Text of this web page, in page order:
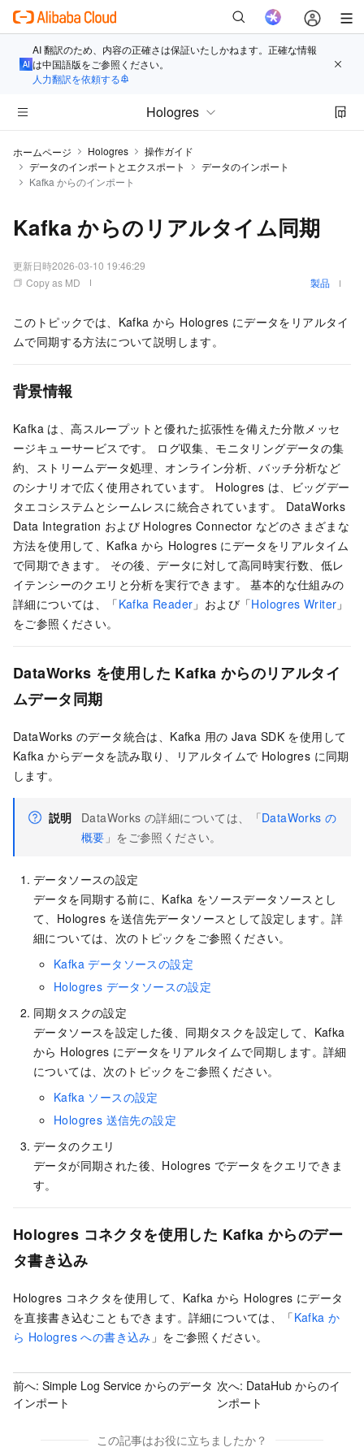
AI 翻訳のため、内容の正確さは保証いたしかねます。正確な情報
は中国語版をご参照ください。
人力翻訳を依頼する
Hologres
ホームページ Hologres
操作ガイド
データのインポートとエクスポート
データのインポート
Kafka からのインポート
Kafka からのリアルタイム同期
更新日時2026-03-10 19:46:29
Copy as MD
製品
このトピックでは、Kafka から Hologres にデータをリアルタイ
ムで同期する方法について説明します。
背景情報
Kafka は、高スループットと優れた拡張性を備えた分散メッセ
ージキューサービスです。 ログ収集、モニタリングデータの集
約、ストリームデータ処理、オンライン分析、バッチ分析など
のシナリオで広く使用されています。 Hologres は、ビッグデー
タエコシステムとシームレスに統合されています。 DataWorks
Data Integration および Hologres Connector などのさまざまな
方法を使用して、Kafka から Hologres にデータをリアルタイム
で同期できます。 その後、データに対して高同時実行数、低レ
イテンシーのクエリと分析を実行できます。 基本的な仕組みの
詳細については、「Kafka Reader 」および「Hologres Writer 」
をご参照ください。
DataWorks を使用した Kafka からのリアルタイ
ムデータ同期
DataWorks のデータ統合は、Kafka 用の Java SDK を使用して
Kafka からデータを読み取り、リアルタイムで Hologres に同期
します。
説明 DataWorks の詳細については、「DataWorks の
概要 」をご参照ください。
データソースの設定
データを同期する前に、Kafka をソースデータソースとし
て、Hologres を送信先データソースとして設定します。詳
細については、次のトピックをご参照ください。
Kafka データソースの設定
Hologres データソースの設定
同期タスクの設定
データソースを設定した後、同期タスクを設定して、Kafka
から Hologres にデータをリアルタイムで同期します。詳細
については、次のトピックをご参照ください。
Kafka ソースの設定
Hologres 送信先の設定
データのクエリ
データが同期された後、Hologres でデータをクエリできま
す。
Hologres コネクタを使用した Kafka からのデー
タ書き込み
Hologres コネクタを使用して、Kafka から Hologres にデータ
を直接書き込むこともできます。詳細については、「Kafka か
ら Hologres への書き込み 」をご参照ください。
前へ: Simple Log Service からのデータ
インポート
次へ: DataHub からのイ
ンポート
この記事はお役に立ちましたか？